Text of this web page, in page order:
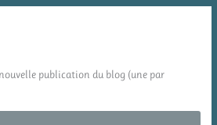
publication du blog (une par